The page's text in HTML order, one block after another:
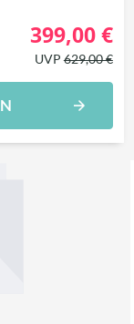
399,00 €
UVP629,00 €